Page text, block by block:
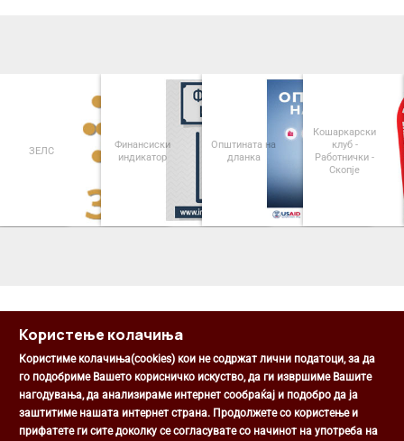
ЗЕЛС
Финансиски
индикатор
Општината на
дланка
Кошаркарски
клуб -
Работнички -
Скопје
Општина Центар
Михаил Цоков бр. 1, Скопје
Користење колачиња
Користиме колачиња(cookies) кои не содржат лични податоци, за да
го подобриме Вашето корисничко искуство, да ги извршиме Вашите
нагодувања, да анализираме интернет сообраќај и подобро да ја
заштитиме нашата интернет страна. Продолжете со користење и
прифатете ги сите доколку се согласувате со начинот на употреба на